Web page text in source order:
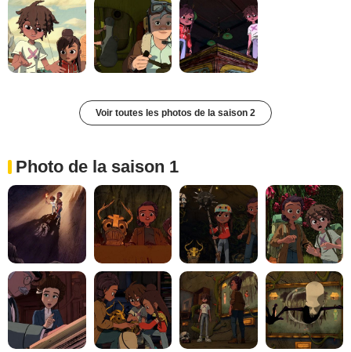
Voir toutes les photos de la saison 2
Photo de la saison 1